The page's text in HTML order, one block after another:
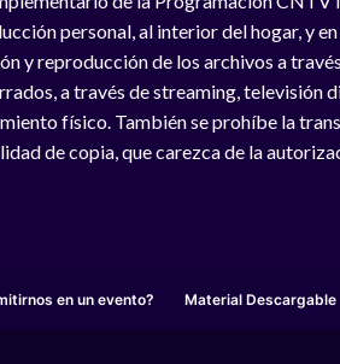
personal, al interior del hogar, y
y reproducción de los archivos a
a través de streaming, televisión
físico. También se prohíbe la
de copia, que carezca de la
en un evento? Material Descargable